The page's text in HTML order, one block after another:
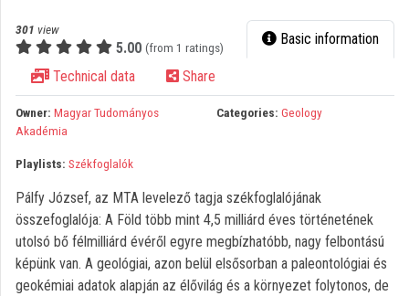
Organization playlists
Organizations
Contributors
301 view
5.00 (from 1 ratings) Basic information
Technical data Share
Owner: Magyar Tudományos
Akadémia
Categories: Geology
Playlists: Székfoglalók
Pálfy József, az MTA levelező tagja székfoglalójának
összefoglalója: A Föld több mint 4,5 milliárd éves történetének
utolsó bő félmilliárd évéről egyre megbízhatóbb, nagy felbontású
képünk van. A geológiai, azon belül elsősorban a paleontológiai és
geokémiai adatok alapján az élővilág és a környezet folytonos, de